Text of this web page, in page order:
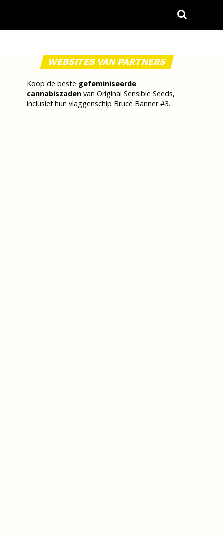
WEBSITES VAN PARTNERS
Koop de beste gefeminiseerde
cannabiszaden van Original Sensible Seeds,
inclusief hun vlaggenschip Bruce Banner #3.